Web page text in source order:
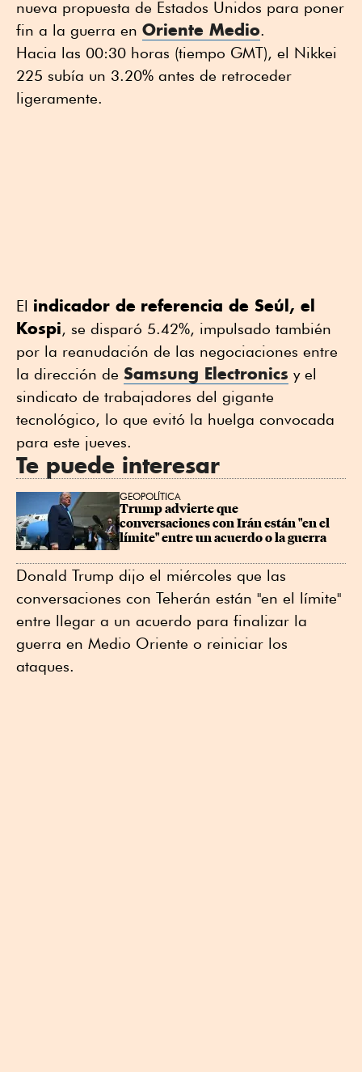
nueva propuesta de Estados Unidos para poner
fin a la guerra en Oriente Medio.
Hacia las 00:30 horas (tiempo GMT), el Nikkei
225 subía un 3.20% antes de retroceder
ligeramente.
El indicador de referencia de Seúl, el
Kospi, se disparó 5.42%, impulsado también
por la reanudación de las negociaciones entre
la dirección de Samsung Electronics y el
sindicato de trabajadores del gigante
tecnológico, lo que evitó la huelga convocada
para este jueves.
Te puede interesar
GEOPOLÍTICA
Trump advierte que
conversaciones con Irán están "en el
límite" entre un acuerdo o la guerra
Donald Trump dijo el miércoles que las
conversaciones con Teherán están "en el límite"
entre llegar a un acuerdo para finalizar la
guerra en Medio Oriente o reiniciar los
ataques.